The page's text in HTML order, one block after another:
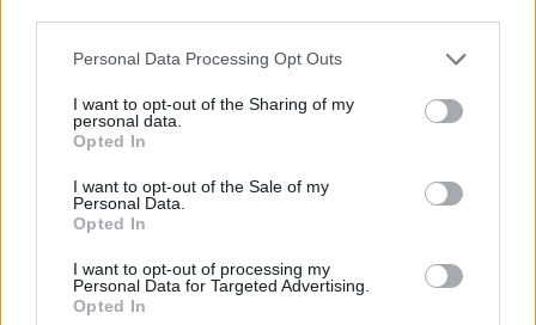
Personal Data Processing Opt Outs
I want to opt-out of the Sharing of my
personal data.
Opted In
I want to opt-out of the Sale of my
Personal Data.
Opted In
I want to opt-out of processing my
Personal Data for Targeted Advertising.
Opted In
Kommandant des Forums, weiblich
Katerl500
PeterderGroße63
Beiträge: 807 Zustimmungen: 19.782 Punkte für Erfolge: 850
Quark0815